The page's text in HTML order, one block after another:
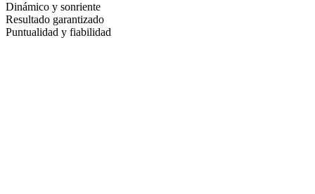
Dinámico y sonriente
Resultado garantizado
Puntualidad y fiabilidad